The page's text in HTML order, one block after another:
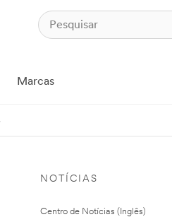
Marcas
NOTÍCIAS
Centro de Notícias (Inglês)